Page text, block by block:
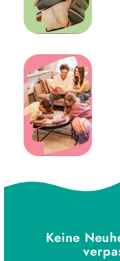
Keine